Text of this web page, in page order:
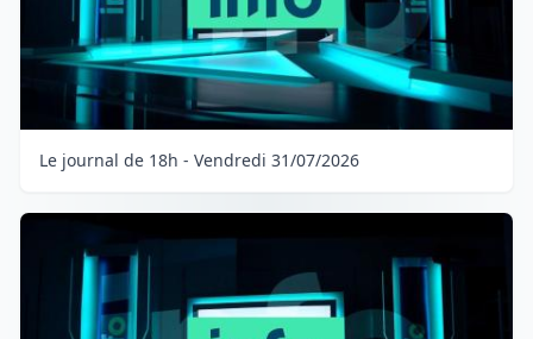
Le journal de 18h - Vendredi 31/07/2026